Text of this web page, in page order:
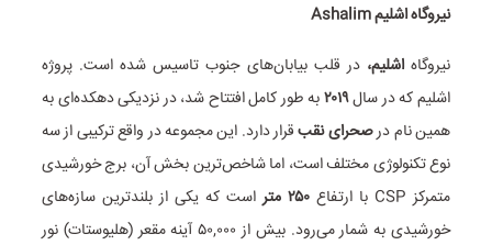
نیروگاه اشلیم Ashalim
نیروگاهاشلیم،در قلب بیابان‌های جنوب تاسیس شده است. پروژه
اشلیم که در سال۲۰۱۹به طور کامل افتتاح شد، در نزدیکی دهکده‌ای به
همین نام درصحرای نقبقرار دارد. این مجموعه در واقع ترکیبی از سه
نوع تکنولوژی مختلف است، اما شاخص‌ترین بخش آن، برج خورشیدی
متمرکز CSP با ارتفاع
۲۵۰ متراست که یکی از بلندترین سازه‌های
خورشیدی به شمار می‌رود. بیش از ۵۰,۰۰۰ آینه مقعر (هلیوستات) نور